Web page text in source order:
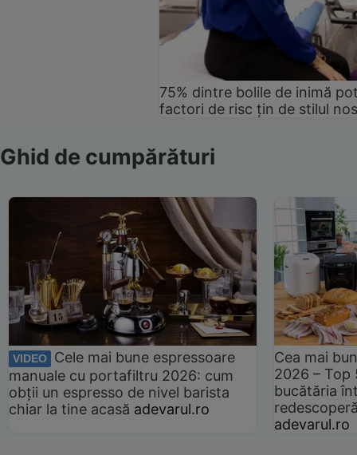
75% dintre bolile de inimă
factori de risc țin de stilul
Ghid de cumpărături
VIDEO
Cele mai bune espressoare
manuale cu portafiltru 2026: cum
obții un espresso de nivel barista
chiar la tine acasă adevarul.ro
Cea mai
2026 –
bucătăria
adevarul.ro